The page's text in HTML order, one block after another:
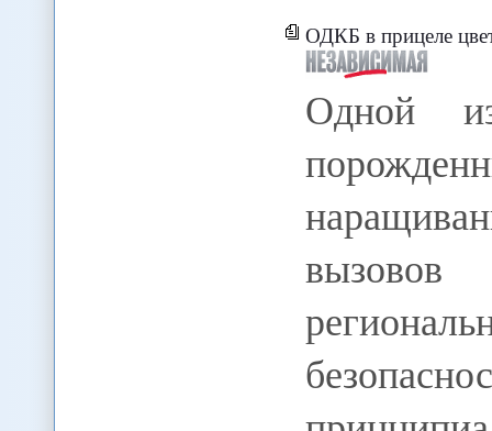
ОДКБ в прицеле
Одной